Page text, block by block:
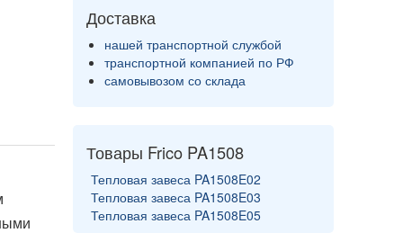
Доставка
нашей транспортной службой
транспортной компанией по РФ
самовывозом со склада
Товары Frico PA1508
Тепловая завеса PA1508E02
Тепловая завеса PA1508E03
Тепловая завеса PA1508E05